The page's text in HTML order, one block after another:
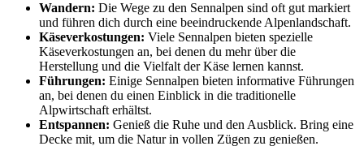
Wandern: Die Wege zu den Sennalpen sind oft gut markiert
und führen dich durch eine beeindruckende Alpenlandschaft.
Käseverkostungen: Viele Sennalpen bieten spezielle
Käseverkostungen an, bei denen du mehr über die
Herstellung und die Vielfalt der Käse lernen kannst.
Führungen: Einige Sennalpen bieten informative Führungen
an, bei denen du einen Einblick in die traditionelle
Alpwirtschaft erhältst.
Entspannen: Genieß die Ruhe und den Ausblick. Bring eine
Decke mit, um die Natur in vollen Zügen zu genießen.